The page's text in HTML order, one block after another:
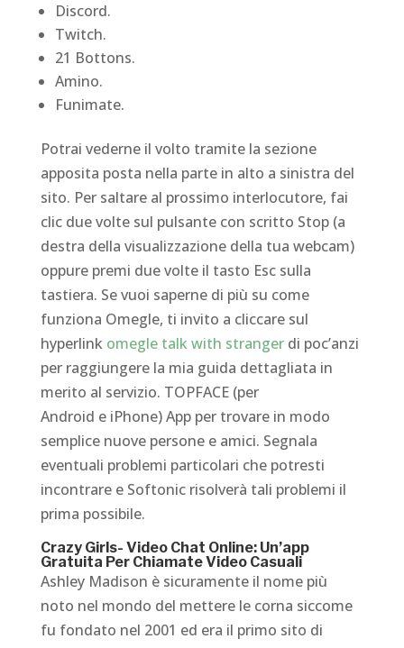
Discord.
Twitch.
21 Bottons.
Amino.
Funimate.
Potrai vederne il volto tramite la sezione
apposita posta nella parte in alto a sinistra del
sito. Per saltare al prossimo interlocutore, fai
clic due volte sul pulsante con scritto Stop (a
destra della visualizzazione della tua webcam)
oppure premi due volte il tasto Esc sulla
tastiera. Se vuoi saperne di più su come
funziona Omegle, ti invito a cliccare sul
hyperlink omegle talk with strangerdi poc’anzi
per raggiungere la mia guida dettagliata in
merito al servizio. TOPFACE (per
Android e iPhone) App per trovare in modo
semplice nuove persone e amici. Segnala
eventuali problemi particolari che potresti
incontrare e Softonic risolverà tali problemi il
prima possibile.
Crazy Girls- Video Chat Online: Un’app
Gratuita Per Chiamate Video Casuali
Ashley Madison è sicuramente il nome più
noto nel mondo del mettere le corna siccome
fu fondato nel 2001 ed era il primo sito di